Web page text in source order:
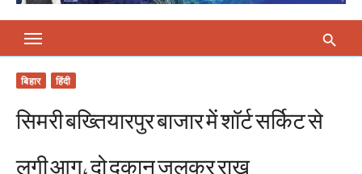
बिहार हिंदी
सिमरी बख्तियारपुर बाजार में शॉर्ट सर्किट से